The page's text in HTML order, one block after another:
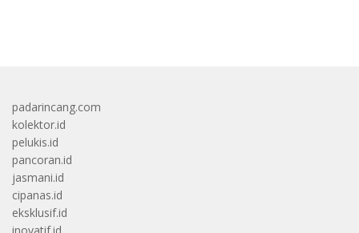
padarincang.com
kolektor.id
pelukis.id
pancoran.id
jasmani.id
cipanas.id
eksklusif.id